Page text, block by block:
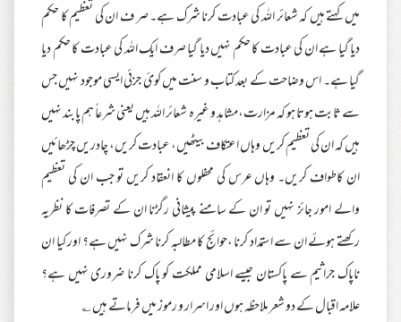
میں کہتے ہیں کہ شعائر اللہ کی عبادت کرنا شرک ہے۔ صر ف ان کی تعظیم کا حکم
دیا گیا ہے ان کی عبادت کا حکم نہیں دیا گیا صرف ایک اللہ کی عبادت کا حکم دیا
گیا ہے۔ اس وضاحت کے بعد کتاب و سنت میں کوئ جزئی ایسی موجود نہیں جس
سے ثابت ہوتا ہو کہ مزارت،مشاہد و غیرہ شعائر اللہ ہیں یعنی شرعاً ہم پابند نہیں
ہیں کہ ان کی تعظیم کریں وہاں اعتکاف بیٹھیں، عبادت کریں، چادریں چڑھائیں
ان کاطواف کریں۔ وہاں عرس کی محفلوں کا انعقاد کریں تو جب ان کی تعظیم
والے امور جائز نہیں تو ان کے سامنے پیشانی رگڑنا ان کے تصرفات کا نظریہ
رکھتے ہوئے ان سے استمداد کرنا ،حوائج کا مطالبہ کرنا شرک نہیں ہے؟ اور کیا ان
ناپاک جراثیم سے پاکستان جیسے اسلامی مملکت کو پاک کرنا ضروری نہیں ہے؟
علامہ اقبال کے دو شعر ملاحظہ ہوں اور اسرار و رموز میں فرماتے ہیں ؎